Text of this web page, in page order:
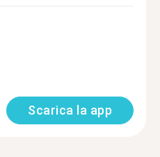
Scarica la app